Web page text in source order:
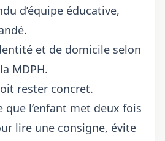
d’équipe éducative,
et de domicile selon
MDPH.
rester concret.
que l’enfant met deux fois
lire une consigne, évite